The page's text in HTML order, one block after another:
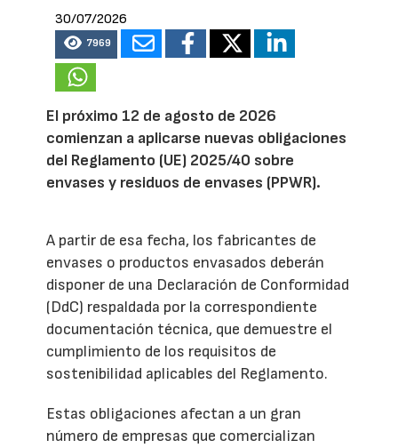
30/07/2026
7969
El próximo 12 de agosto de 2026
comienzan a aplicarse nuevas obligaciones
del Reglamento (UE) 2025/40 sobre
envases y residuos de envases (PPWR).
A partir de esa fecha, los fabricantes de
envases o productos envasados deberán
disponer de una Declaración de Conformidad
(DdC) respaldada por la correspondiente
documentación técnica, que demuestre el
cumplimiento de los requisitos de
sostenibilidad aplicables del Reglamento.
Estas obligaciones afectan a un gran
número de empresas que comercializan